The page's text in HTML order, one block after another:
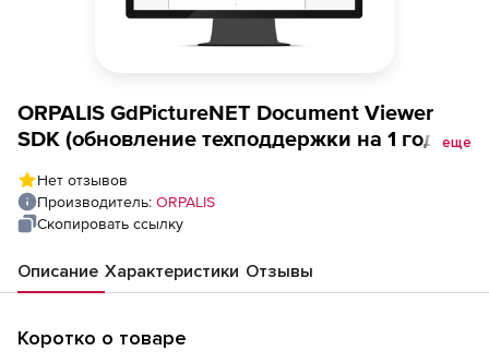
ORPALIS GdPictureNET Document Viewer
SDK (обновление техподдержки на 1 год),еще
Нет отзывов
Производитель: ORPALIS
Скопировать ссылку
Описание Характеристики Отзывы
Коротко о товаре